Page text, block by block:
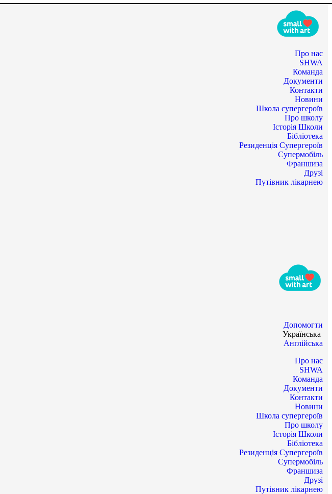
Про нас
SHWA
Команда
Документи
Контакти
Новини
Школа супергероїв
Про школу
Історія Школи
Бібліотека
Резиденція Супергероїв
Супермобіль
Франшиза
Друзі
Путівник лікарнею
Допомогти
Українська
Англійська
Про нас
SHWA
Команда
Документи
Контакти
Новини
Школа супергероїв
Про школу
Історія Школи
Бібліотека
Резиденція Супергероїв
Супермобіль
Франшиза
Друзі
Путівник лікарнею